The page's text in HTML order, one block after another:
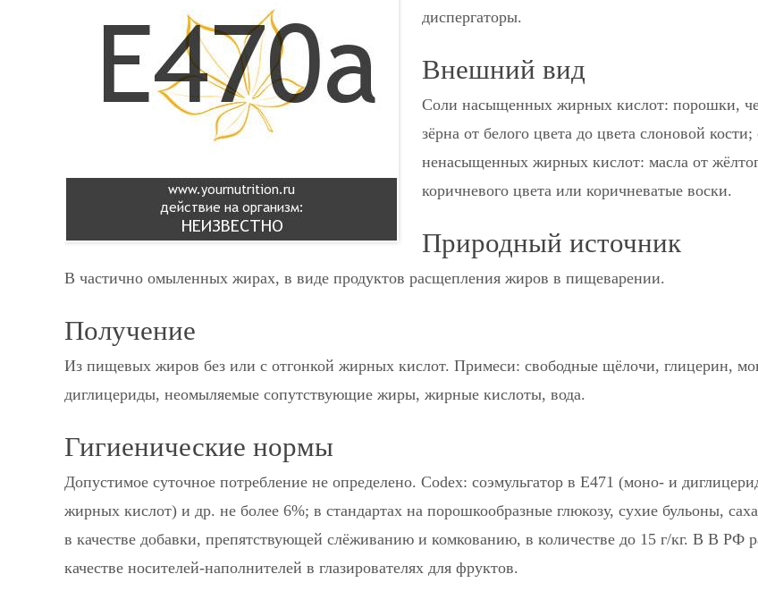
диспергаторы.
Внешний вид
Соли насыщенных жирных кислот: порошки,
зёрна от белого цвета до цвета слоновой кости;
ненасыщенных жирных кислот: масла от
коричневого цвета или коричневатые воски.
Природный источник
В частично омыленных жирах, в виде продуктов расщепления жиров в пищеварении.
Получение
Из пищевых жиров без или с отгонкой жирных кислот. Примеси: свободные щёлочи, глицерин,
диглицериды, неомыляемые сопутствующие жиры, жирные кислоты, вода.
Гигиенические нормы
Допустимое суточное потребление не определено. Codex: соэмульгатор в Е471 (моно- и
жирных кислот) и др. не более 6%; в стандартах на порошкообразные глюкозу, сухие бульоны,
в качестве добавки, препятствующей слёживанию и комкованию, в количестве до 15 г/кг. В В РФ
качестве носителей-наполнителей в глазирователях для фруктов.